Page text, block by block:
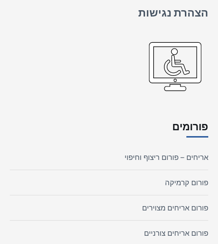
הצהרת נגישות
פורומים
אריחים – פורום ריצוף וחיפוי
פורום קרמיקה
פורום אריחים מצוירים
פורום אריחים צורניים